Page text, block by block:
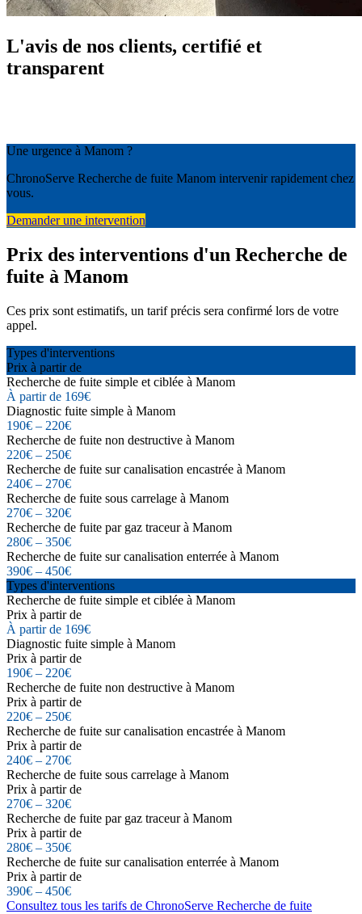
L'avis de nos clients, certifié et
transparent
Une urgence à Manom ?
ChronoServe Recherche de fuite Manom intervenir rapidement chez
vous.
Demander une intervention
Prix des interventions d'un Recherche de
fuite à Manom
Ces prix sont estimatifs, un tarif précis sera confirmé lors de votre
appel.
Types d'interventions
Prix à partir de
Recherche de fuite simple et ciblée à Manom
À partir de 169€
Diagnostic fuite simple à Manom
190€ – 220€
Recherche de fuite non destructive à Manom
220€ – 250€
Recherche de fuite sur canalisation encastrée à Manom
240€ – 270€
Recherche de fuite sous carrelage à Manom
270€ – 320€
Recherche de fuite par gaz traceur à Manom
280€ – 350€
Recherche de fuite sur canalisation enterrée à Manom
390€ – 450€
Types d'interventions
Recherche de fuite simple et ciblée à Manom
Prix à partir de
À partir de 169€
Diagnostic fuite simple à Manom
Prix à partir de
190€ – 220€
Recherche de fuite non destructive à Manom
Prix à partir de
220€ – 250€
Recherche de fuite sur canalisation encastrée à Manom
Prix à partir de
240€ – 270€
Recherche de fuite sous carrelage à Manom
Prix à partir de
270€ – 320€
Recherche de fuite par gaz traceur à Manom
Prix à partir de
280€ – 350€
Recherche de fuite sur canalisation enterrée à Manom
Prix à partir de
390€ – 450€
Consultez tous les tarifs de ChronoServe Recherche de fuite